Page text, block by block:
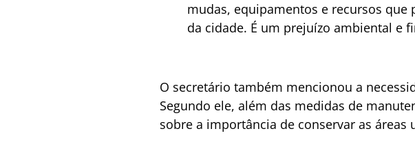
mudas, equipamentos e recursos que
da cidade. É um prejuízo ambiental e
O secretário também mencionou a
Segundo ele, além das medidas de
sobre a importância de conservar as